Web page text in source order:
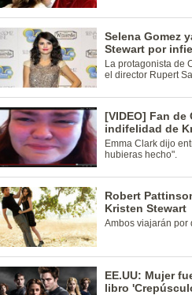
Selena Gomez
Stewart por
La protagonista de
el director Rupert
[VIDEO] Fan
indifelidad de
Emma Clark dijo
hubieras hecho".
Robert
Kristen Stewart
Ambos viajarán por
EE.UU: Mujer
libro